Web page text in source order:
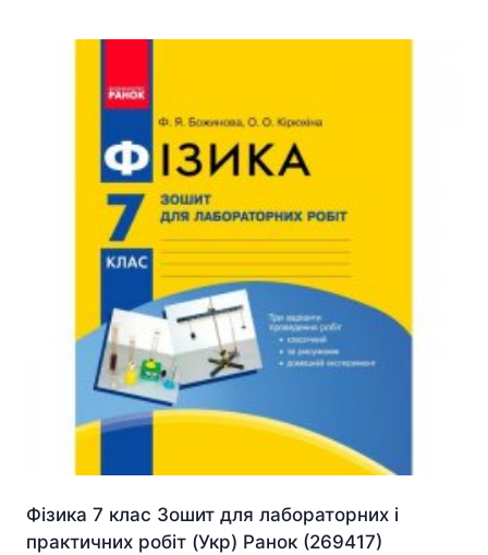
Фізика 7 клас Зошит для лабораторних і
практичних робіт (Укр) Ранок (269417)